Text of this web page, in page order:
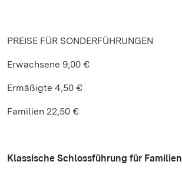
PREISE FÜR SONDERFÜHRUNGEN
Erwachsene 9,00 €
Ermäßigte 4,50 €
Familien 22,50 €
Klassische Schlossführung für Familien